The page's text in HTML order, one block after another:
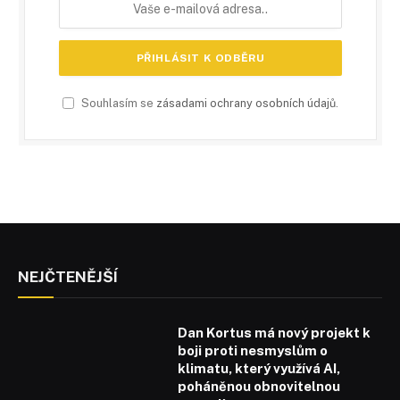
Souhlasím se zásadami ochrany osobních údajů.
NEJČTENĚJŠÍ
Dan Kortus má nový projekt k
boji proti nesmyslům o
klimatu, který využívá AI,
poháněnou obnovitelnou